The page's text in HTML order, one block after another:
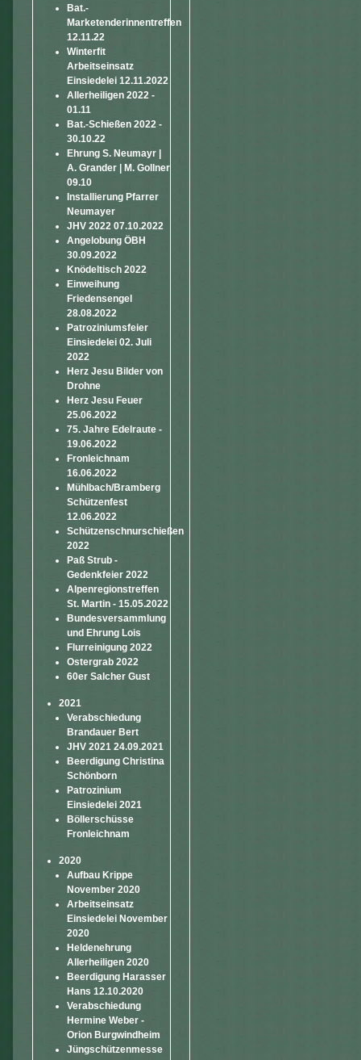
Bat.-
Marketenderinnentreffen
12.11.22
Winterfit
Arbeitseinsatz
Einsiedelei 12.11.2022
Allerheiligen 2022 -
01.11
Bat.-Schießen 2022 -
30.10.22
Ehrung S. Neumayr |
A. Grander | M. Gollner
09.10
Installierung Pfarrer
Neumayer
JHV 2022 07.10.2022
Angelobung ÖBH
30.09.2022
Knödeltisch 2022
Einweihung
Friedensengel
28.08.2022
Patroziniumsfeier
Einsiedelei 02. Juli
2022
Herz Jesu Bilder von
Drohne
Herz Jesu Feuer
25.06.2022
75. Jahre Edelraute -
19.06.2022
Fronleichnam
16.06.2022
Mühlbach/Bramberg
Schützenfest
12.06.2022
Schützenschnurschießen
2022
Paß Strub -
Gedenkfeier 2022
Alpenregionstreffen
St. Martin - 15.05.2022
Bundesversammlung
und Ehrung Lois
Flurreinigung 2022
Ostergrab 2022
60er Salcher Gust
2021
Verabschiedung
Brandauer Bert
JHV 2021 24.09.2021
Beerdigung Christina
Schönborn
Patrozinium
Einsiedelei 2021
Böllerschüsse
Fronleichnam
2020
Aufbau Krippe
November 2020
Arbeitseinsatz
Einsiedelei November
2020
Heldenehrung
Allerheiligen 2020
Beerdigung Harasser
Hans 12.10.2020
Verabschiedung
Hermine Weber -
Orion Burgwindheim
Jüngschützenmesse